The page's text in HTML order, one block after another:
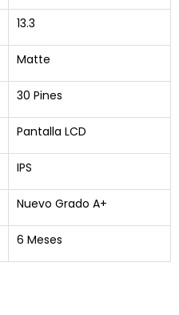
13.3
Matte
30 Pines
Pantalla LCD
IPS
Nuevo Grado A+
6 Meses